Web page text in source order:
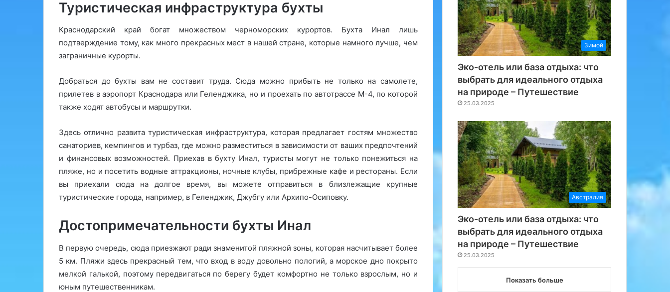
Туристическая инфраструктура бухты
Краснодарский край богат множеством черноморских курортов. Бухта Инал лишь
подтверждение тому, как много прекрасных мест в нашей стране, которые намного лучше, чем
заграничные курорты.
Добраться до бухты вам не составит труда. Сюда можно прибыть не только на самолете,
прилетев в аэропорт Краснодара или Геленджика, но и проехать по автотрассе М-4, по которой
также ходят автобусы и маршрутки.
Здесь отлично развита туристическая инфраструктура, которая предлагает гостям множество
санаториев, кемпингов и турбаз, где можно разместиться в зависимости от ваших предпочтений
и финансовых возможностей. Приехав в бухту Инал, туристы могут не только понежиться на
пляже, но и посетить водные аттракционы, ночные клубы, прибрежные кафе и рестораны. Если
вы приехали сюда на долгое время, вы можете отправиться в близлежащие крупные
туристические города, например, в Геленджик, Джубгу или Архипо-Осиповку.
Достопримечательности бухты Инал
В первую очередь, сюда приезжают ради знаменитой пляжной зоны, которая насчитывает более
5 км. Пляжи здесь прекрасный тем, что вход в воду довольно пологий, а морское дно покрыто
мелкой галькой, поэтому передвигаться по берегу будет комфортно не только взрослым, но и
юным путешественникам.
Зимой
Эко-отель или база отдыха: что
выбрать для идеального отдыха
на природе – Путешествие
25.03.2025
Австралия
Эко-отель или база отдыха: что
выбрать для идеального отдыха
на природе – Путешествие
25.03.2025
Показать больше